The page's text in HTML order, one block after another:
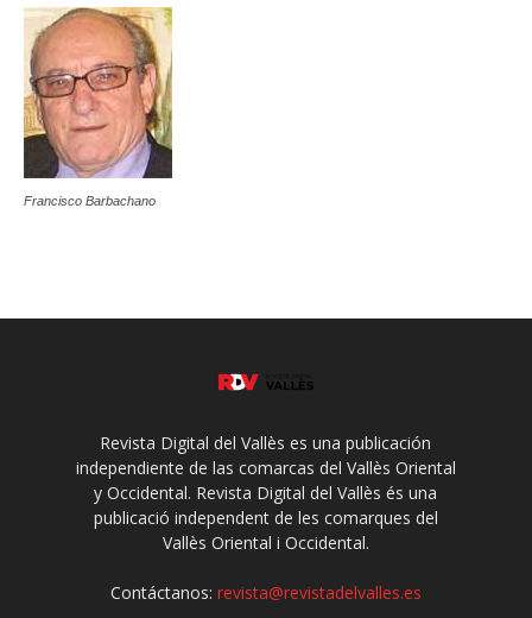
Francisco Barbachano
Revista Digital del Vallès es una publicación
independiente de las comarcas del Vallès Oriental
y Occidental. Revista Digital del Vallès és una
publicació independent de les comarques del
Vallès Oriental i Occidental.
Contáctanos: revista@revistadelvalles.es